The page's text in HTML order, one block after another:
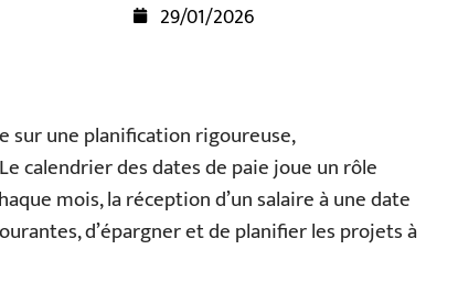
29/01/2026
sur une planification rigoureuse,
calendrier des dates de paie joue un rôle
mois, la réception d’un salaire à une date
d’épargner et de planifier les projets à